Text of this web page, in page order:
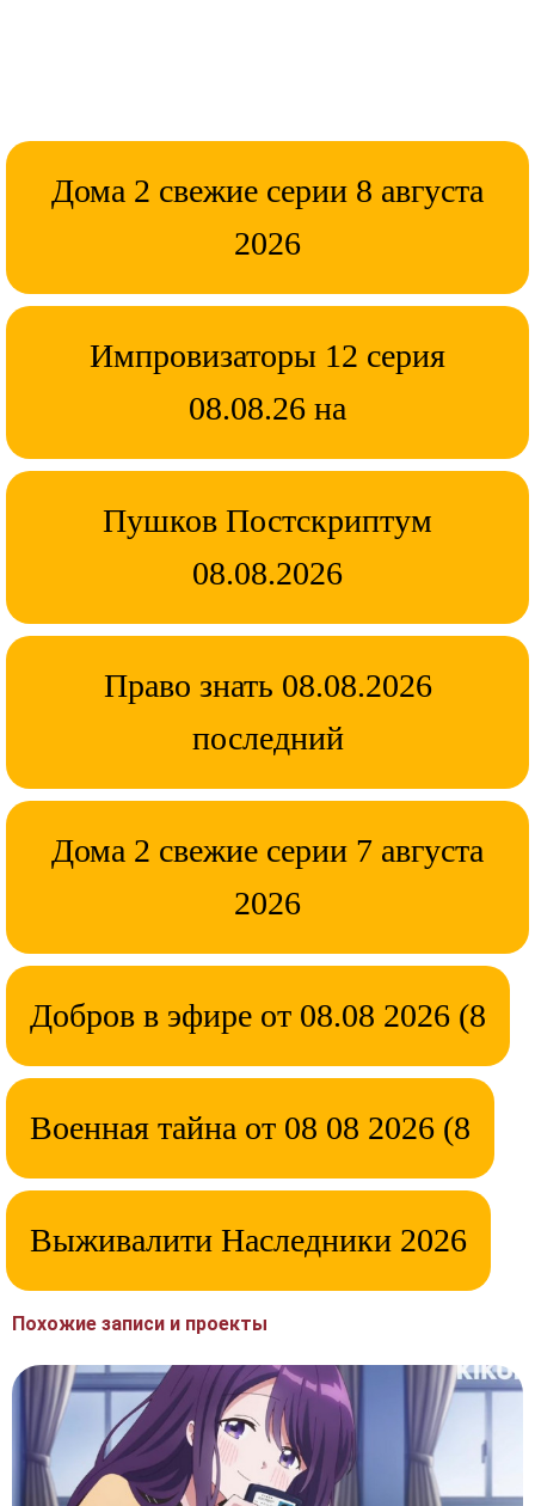
Дома 2 свежие серии 8 августа
2026
Импровизаторы 12 серия
08.08.26 на
Пушков Постскриптум
08.08.2026
Право знать 08.08.2026
последний
Дома 2 свежие серии 7 августа
2026
Добров в эфире от 08.08 2026 (8
Военная тайна от 08 08 2026 (8
Выживалити Наследники 2026
Похожие записи и проекты